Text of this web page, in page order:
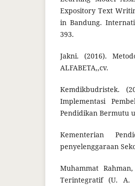
Expository Text
in Bandung.
393.
Jakni. (2016).
ALFABETA,,cv.
Kemdikbudristek.
Implementasi
Pendidikan Bermutu
Kementerian
penyelenggaraan
Muhammat
Terintegratif (U. A.